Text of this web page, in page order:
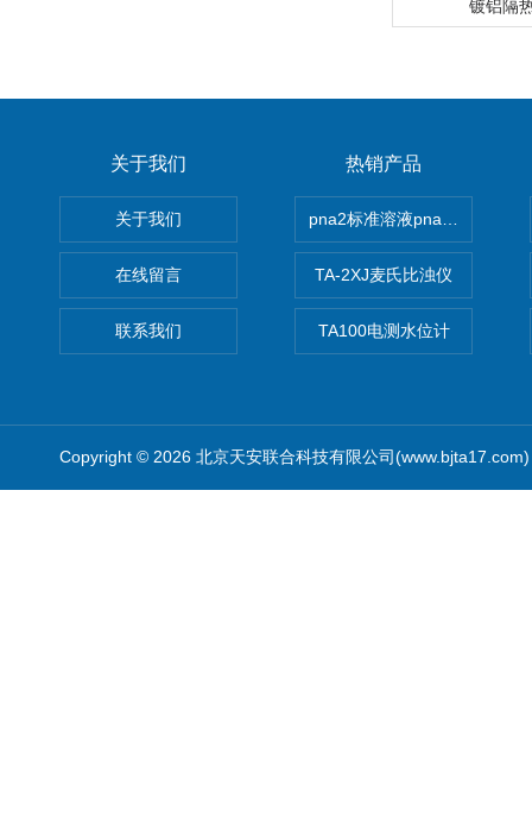
镀铝隔
关于我们
关于我们
在线留言
联系我们
热销产品
pna2标准溶液pna3 pna4
TA-2XJ麦氏比浊仪
TA100电测水位计
Copyright © 2026 北京天安联合科技有限公司